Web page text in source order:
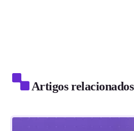
Artigos relacionados